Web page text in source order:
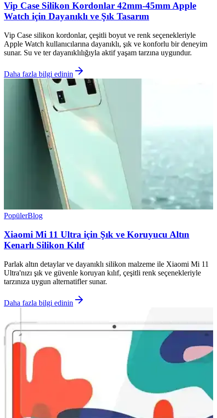
Vip Case Silikon Kordonlar 42mm-45mm Apple
Watch için Dayanıklı ve Şık Tasarım
Vip Case silikon kordonlar, çeşitli boyut ve renk seçenekleriyle
Apple Watch kullanıcılarına dayanıklı, şık ve konforlu bir deneyim
sunar. Su ve ter dayanıklılığıyla aktif yaşam tarzına uygundur.
Daha fazla bilgi edinin
PopülerBlog
Xiaomi Mi 11 Ultra için Şık ve Koruyucu Altın
Kenarlı Silikon Kılıf
Parlak altın detaylar ve dayanıklı silikon malzeme ile Xiaomi Mi 11
Ultra'nızı şık ve güvenle koruyan kılıf, çeşitli renk seçenekleriyle
tarzınıza uygun alternatifler sunar.
Daha fazla bilgi edinin